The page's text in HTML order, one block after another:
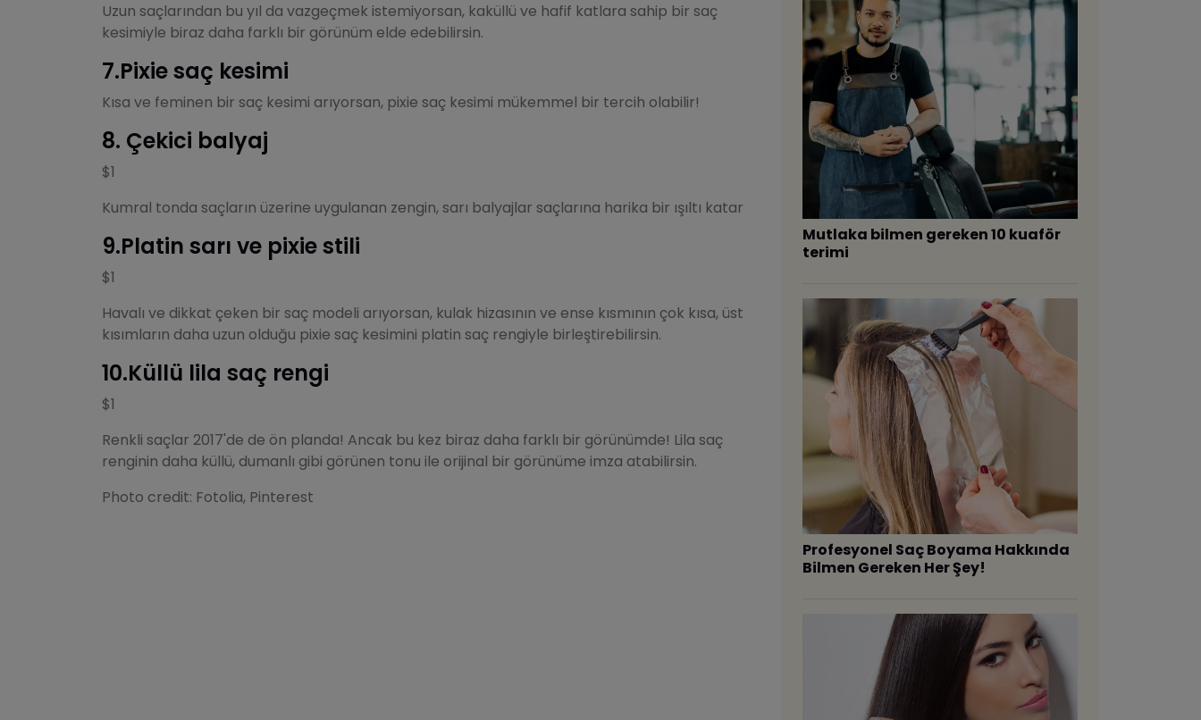
Uzun saçlarından bu yıl da vazgeçmek istemiyorsan, kaküllü ve hafif katlara sahip bir saç
kesimiyle biraz daha farklı bir görünüm elde edebilirsin.
7.Pixie saç kesimi
Kısa ve feminen bir saç kesimi arıyorsan, pixie saç kesimi mükemmel bir tercih olabilir!
8. Çekici balyaj
$1
Kumral tonda saçların üzerine uygulanan zengin, sarı balyajlar saçlarına harika bir ışıltı katar
9.Platin sarı ve pixie stili
$1
Havalı ve dikkat çeken bir saç modeli arıyorsan, kulak hizasının ve ense kısmının çok kısa, üst
kısımların daha uzun olduğu pixie saç kesimini platin saç rengiyle birleştirebilirsin.
10.Küllü lila saç rengi
$1
Renkli saçlar 2017'de de ön planda! Ancak bu kez biraz daha farklı bir görünümde! Lila saç
renginin daha küllü, dumanlı gibi görünen tonu ile orijinal bir görünüme imza atabilirsin.
Photo credit: Fotolia, Pinterest
​Mutlaka bilmen gereken 10 kuaför
terimi
Profesyonel Saç Boyama Hakkında
Bilmen Gereken Her Şey!